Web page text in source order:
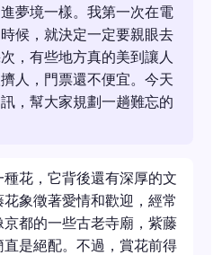
夢境一樣。我第一次在電
候，就決定一定要親眼去
，有些地方真的美到讓人
人，門票還不便宜。今天
，幫大家規劃一趟難忘的
花，它背後還有深厚的文
象徵著愛情和歡迎，經常
都的一些古老寺廟，紫藤
是絕配。不過，賞花前得